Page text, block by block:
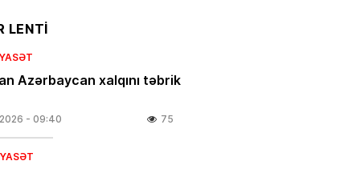
LENTİ
Azərbaycan xalqını təbrik
- 09:40 75